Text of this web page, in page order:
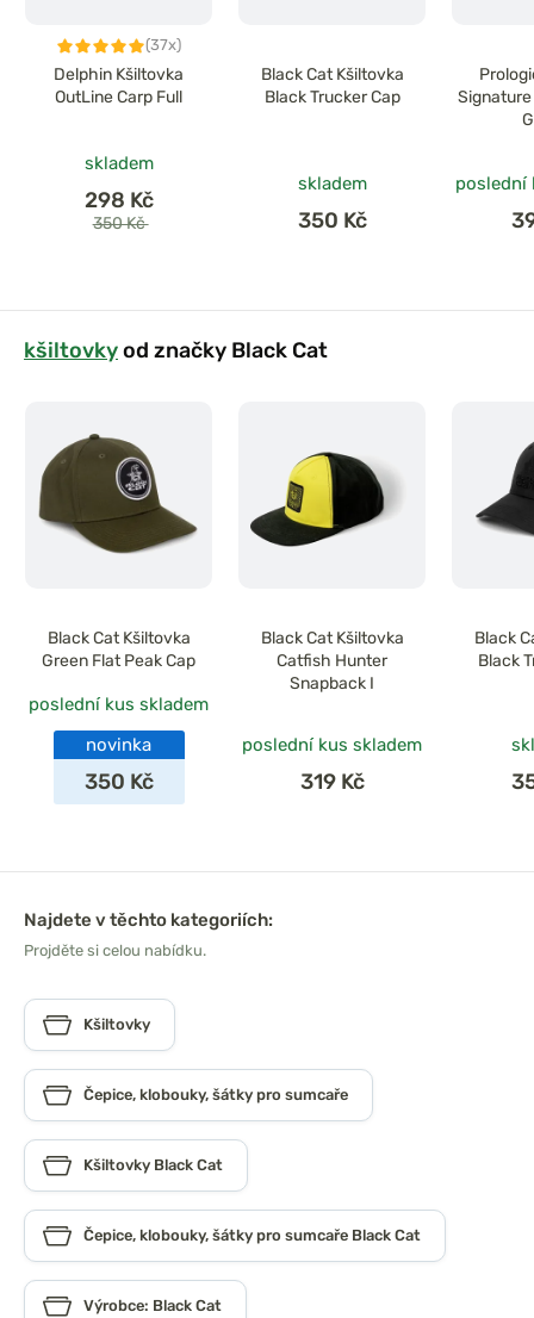
(37x)
Delphin Kšiltovka
OutLine Carp Full
skladem
298 Kč
350 Kč
Black Cat Kšiltovka
Black Trucker Cap
skladem
350 Kč
poslední
kšiltovkyod značky Black Cat
Black Cat Kšiltovka
Green Flat Peak Cap
poslední kus skladem
novinka
350 Kč
Black Cat Kšiltovka
Catfish Hunter
Snapback I
poslední kus skladem
319 Kč
Black
Black
Najdete v těchto kategoriích:
Projděte si celou nabídku.
Kšiltovky
Čepice, klobouky, šátky pro sumcaře
Kšiltovky Black Cat
Čepice, klobouky, šátky pro sumcaře Black Cat
Výrobce: Black Cat